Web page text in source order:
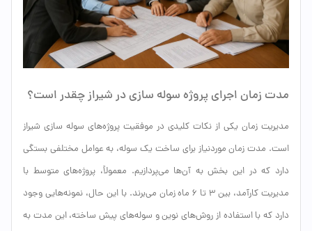
مدت زمان اجرای پروژه سوله سازی در شیراز چقدر است؟
مدیریت زمان یکی از نکات کلیدی در موفقیت پروژه‌های سوله سازی شیراز
است. مدت زمان موردنیاز برای ساخت یک سوله، به عوامل مختلفی بستگی
دارد که در این بخش به آن‌ها می‌پردازیم. معمولاً، پروژه‌های متوسط با
مدیریت کارآمد، بین 3 تا 6 ماه زمان می‌برند. با این حال، نمونه‌هایی وجود
دارد که با استفاده از روش‌های نوین و سوله‌های پیش ساخته، این مدت به